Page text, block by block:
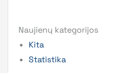
Naujienų kategorijos
Kita
Statistika